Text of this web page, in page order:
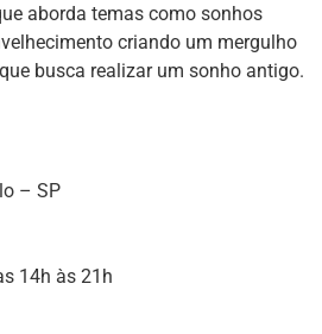
aborda temas como sonhos
criando um mergulho
busca realizar um sonho antigo.
– SP
14h às 21h